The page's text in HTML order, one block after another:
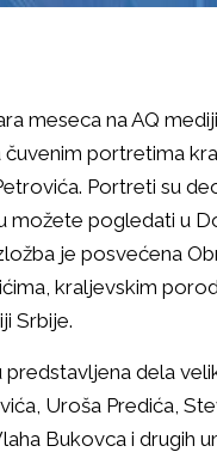
meseca na AQ
čuvenim portretima
Portreti su
možete pogledati u
je posvećena
kraljevskim
Srbije.
predstavljena dela
Uroša Predića,
Bukovca i drugih